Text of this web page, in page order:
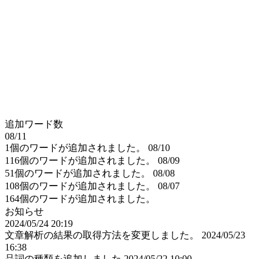
追加ワード数
08/11
1個のワードが追加されました。
08/10
116個のワードが追加されました。
08/09
51個のワードが追加されました。
08/08
108個のワードが追加されました。
08/07
164個のワードが追加されました。
お知らせ
2024/05/24 20:19
文章解析の結果の取得方法を変更しました。
2024/05/23
16:38